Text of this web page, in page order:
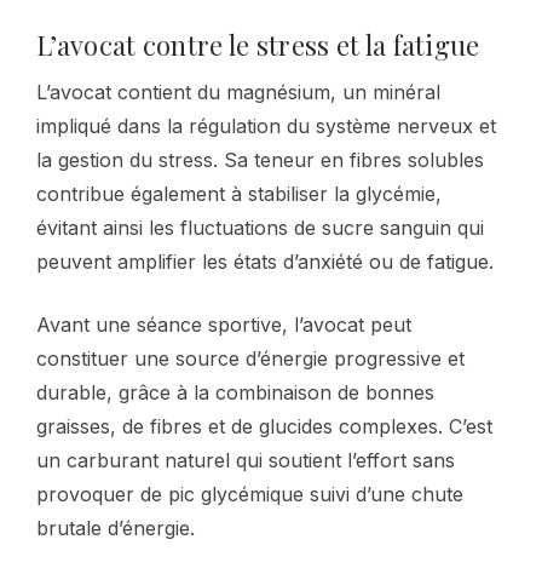
L’avocat contre le stress et la fatigue
L’avocat contient du magnésium, un minéral
impliqué dans la régulation du système nerveux et
la gestion du stress. Sa teneur en fibres solubles
contribue également à stabiliser la glycémie,
évitant ainsi les fluctuations de sucre sanguin qui
peuvent amplifier les états d’anxiété ou de fatigue.
Avant une séance sportive, l’avocat peut
constituer une source d’énergie progressive et
durable, grâce à la combinaison de bonnes
graisses, de fibres et de glucides complexes. C’est
un carburant naturel qui soutient l’effort sans
provoquer de pic glycémique suivi d’une chute
brutale d’énergie.